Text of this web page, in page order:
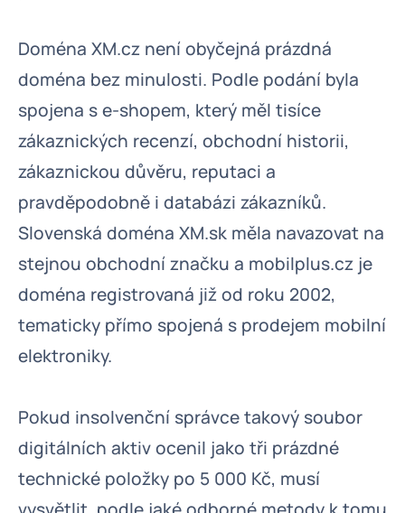
Doména XM.cz není obyčejná prázdná
doména bez minulosti. Podle podání byla
spojena s e-shopem, který měl tisíce
zákaznických recenzí, obchodní historii,
zákaznickou důvěru, reputaci a
pravděpodobně i databázi zákazníků.
Slovenská doména XM.sk měla navazovat na
stejnou obchodní značku a mobilplus.cz je
doména registrovaná již od roku 2002,
tematicky přímo spojená s prodejem mobilní
elektroniky.
Pokud insolvenční správce takový soubor
digitálních aktiv ocenil jako tři prázdné
technické položky po 5 000 Kč, musí